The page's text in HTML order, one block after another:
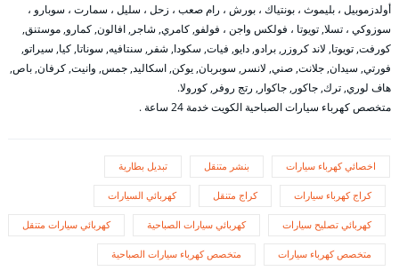
أولدزموبيل ، بليموث ، بونتياك ، بورش ، رام صعب ، زحل ، سليل ، سمارت ، سوبارو ،
سوزوكي ، تسلا, تويوتا ، فولكس واجن ، فولفو, كامري, شاجر, افالون, كمارو, موستنق,
كورفت, تويوتا, لاند كروزر, برادو, دايو, فيات, سكودا, شفر, سنتافيه, سوناتا, كيا, سيراتو,
فورتي, سيدان, جلانت, صني, لانسر, سوبربان, يوكن, اسكاليد, جمس, وانيت, كرفان, باص,
هاف لوري, ترك, جاكور, جاكوار, رتج روفر, كورولا.
متخصص كهرباء سيارات الصباحية الكويت خدمة 24 ساعة .
اخصائي كهرباء سيارات بنشر متنقل تبديل بطارية
كراج كهرباء سيارات كراج متنقل كهربائي السيارات
كهربائي تصليح سيارات كهربائي سيارات الصباحية كهربائي سيارات متنقل
متخصص كهرباء سيارات متخصص كهرباء سيارات الصباحية